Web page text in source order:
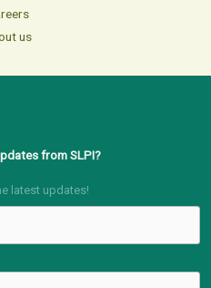
us
from SLPI?
latest updates!